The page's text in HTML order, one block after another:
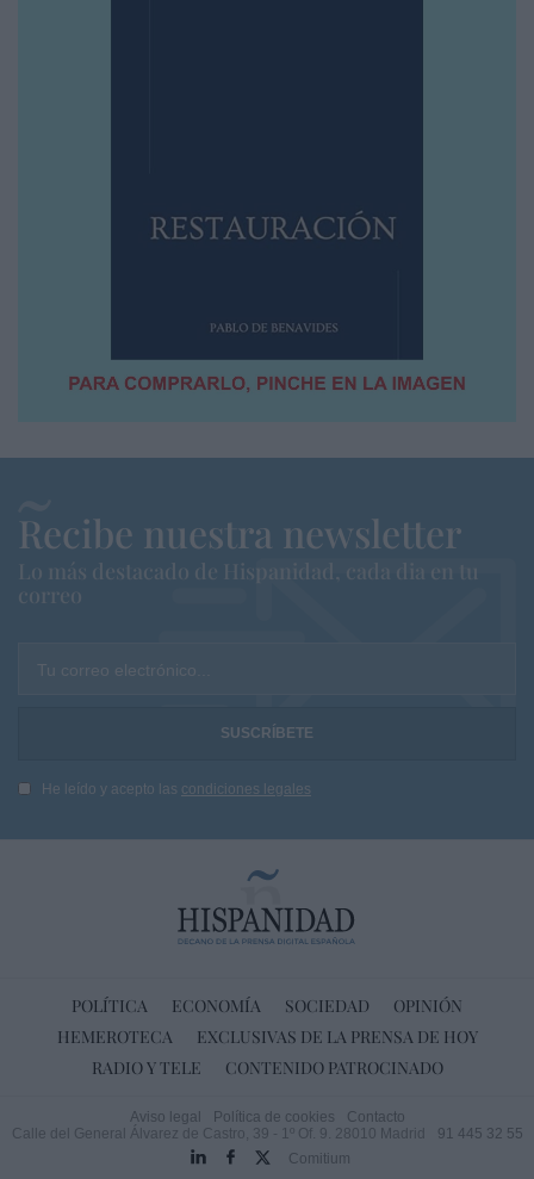
Recibe nuestra newsletter
Lo más destacado de Hispanidad, cada dia en tu
correo
Tu correo electrónico...
He leído y acepto las condiciones legales
POLÍTICA ECONOMÍA SOCIEDAD
OPINIÓN
HEMEROTECA
EXCLUSIVAS DE LA PRENSA DE HOY
RADIO Y TELE
CONTENIDO PATROCINADO
Aviso legal Política de cookies
Contacto
Calle del General Álvarez de Castro, 39 - 1º Of. 9. 28010 Madrid
91 445 32 55
Comitium